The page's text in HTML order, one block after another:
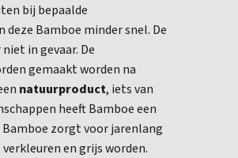
bij bepaalde
Bamboe minder snel. De
in gevaar. De
gemaakt worden na
natuurproduct, iets van
heeft Bamboe een
Bamboe zorgt voor jarenlang
en grijs worden.